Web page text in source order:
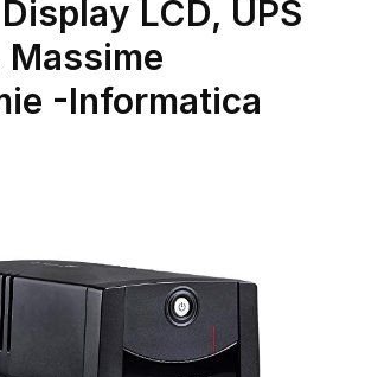
LCD, UPS
Massime
-Informatica